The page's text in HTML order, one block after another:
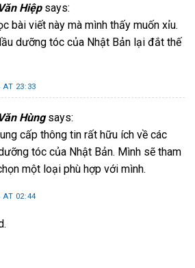
Hiệp says:
bài viết này mà mình thấy muốn xỉu.
dưỡng tóc của Nhật Bản lại đắt thế
23:33
Hùng says:
cấp thông tin rất hữu ích về các
tóc của Nhật Bản. Mình sẽ tham
một loại phù hợp với mình.
02:44